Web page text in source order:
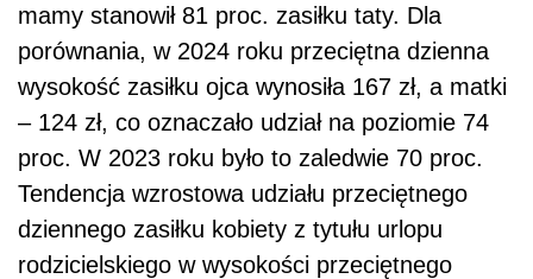
mamy stanowił 81 proc. zasiłku taty. Dla
porównania, w 2024 roku przeciętna dzienna
wysokość zasiłku ojca wynosiła 167 zł, a matki
– 124 zł, co oznaczało udział na poziomie 74
proc. W 2023 roku było to zaledwie 70 proc.
Tendencja wzrostowa udziału przeciętnego
dziennego zasiłku kobiety z tytułu urlopu
rodzicielskiego w wysokości przeciętnego